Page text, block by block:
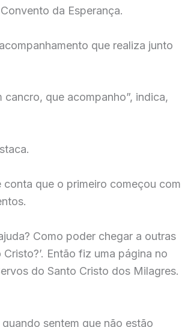
da Esperança.
que realiza junto
que acompanho”, indica,
que o primeiro começou com
Como poder chegar a outras
Então fiz uma página no
do Santo Cristo dos Milagres.
sentem que não estão